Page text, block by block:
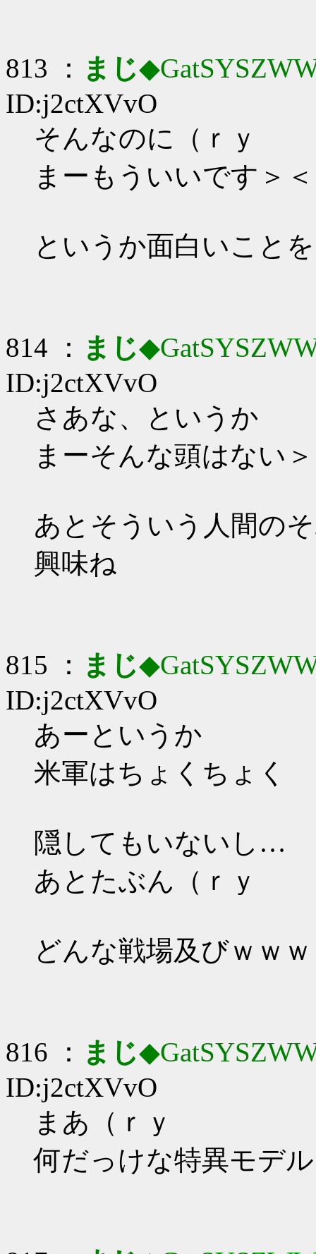
813 ： まじ
ID:j2ctXVvO
そんなのに（ｒｙ
まーもういいです＞＜
というか面白いことを
814 ： まじ
ID:j2ctXVvO
さあな、というか
まーそんな頭はない
あとそういう人間の
興味ね
815 ： まじ
ID:j2ctXVvO
あーというか
米軍はちょくちょく
隠してもいないし…
あとたぶん（ｒｙ
どんな戦場及びｗｗｗ
816 ： まじ
ID:j2ctXVvO
まあ（ｒｙ
何だっけな特異モデル